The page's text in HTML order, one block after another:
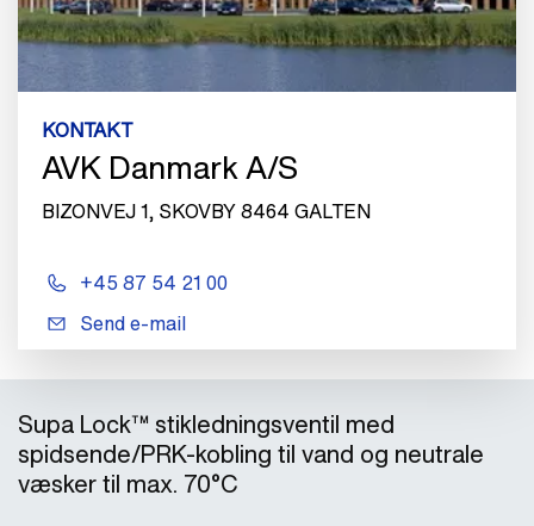
KONTAKT
AVK Danmark A/S
BIZONVEJ 1, SKOVBY 8464 GALTEN
+45 87 54 21 00
Send e-mail
Supa Lock™ stikledningsventil med
spidsende/PRK-kobling til vand og neutrale
væsker til max. 70°C